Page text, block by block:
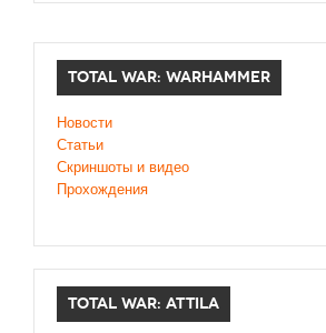
TOTAL WAR: WARHAMMER
Новости
Статьи
Скриншоты и видео
Прохождения
TOTAL WAR: ATTILA